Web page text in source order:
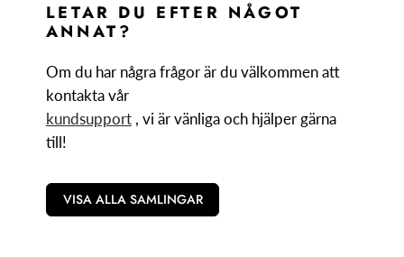
LETAR DU EFTER NÅGOT
ANNAT?
Om du har några frågor är du välkommen att
kontakta vår
kundsupport, vi är vänliga och hjälper gärna
till!
VISA ALLA SAMLINGAR